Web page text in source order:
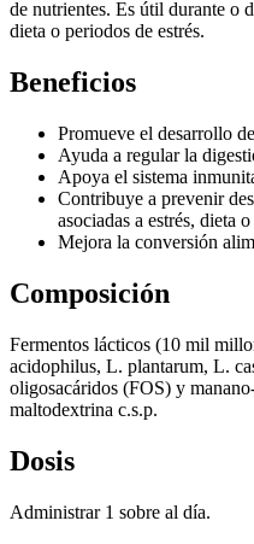
de nutrientes. Es útil durante o
dieta o periodos de estrés.
Beneficios
Promueve el desarrollo
Ayuda a regular la
Apoya el sistema
Contribuye a prevenir
asociadas a estrés, dieta
Mejora la conversión
Composición
Fermentos lácticos (10 mil
acidophilus, L. plantarum, L.
oligosacáridos (FOS) y
maltodextrina c.s.p.
Dosis
Administrar 1 sobre al día.